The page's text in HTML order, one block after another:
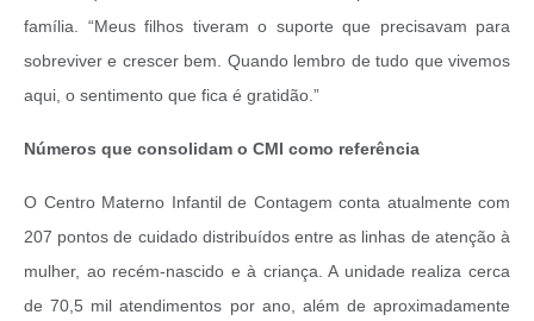
família. “Meus filhos tiveram o suporte que precisavam para
sobreviver e crescer bem. Quando lembro de tudo que vivemos
aqui, o sentimento que fica é gratidão.”
Números que consolidam o CMI como referência
O Centro Materno Infantil de Contagem conta atualmente com
207 pontos de cuidado distribuídos entre as linhas de atenção à
mulher, ao recém-nascido e à criança. A unidade realiza cerca
de 70,5 mil atendimentos por ano, além de aproximadamente